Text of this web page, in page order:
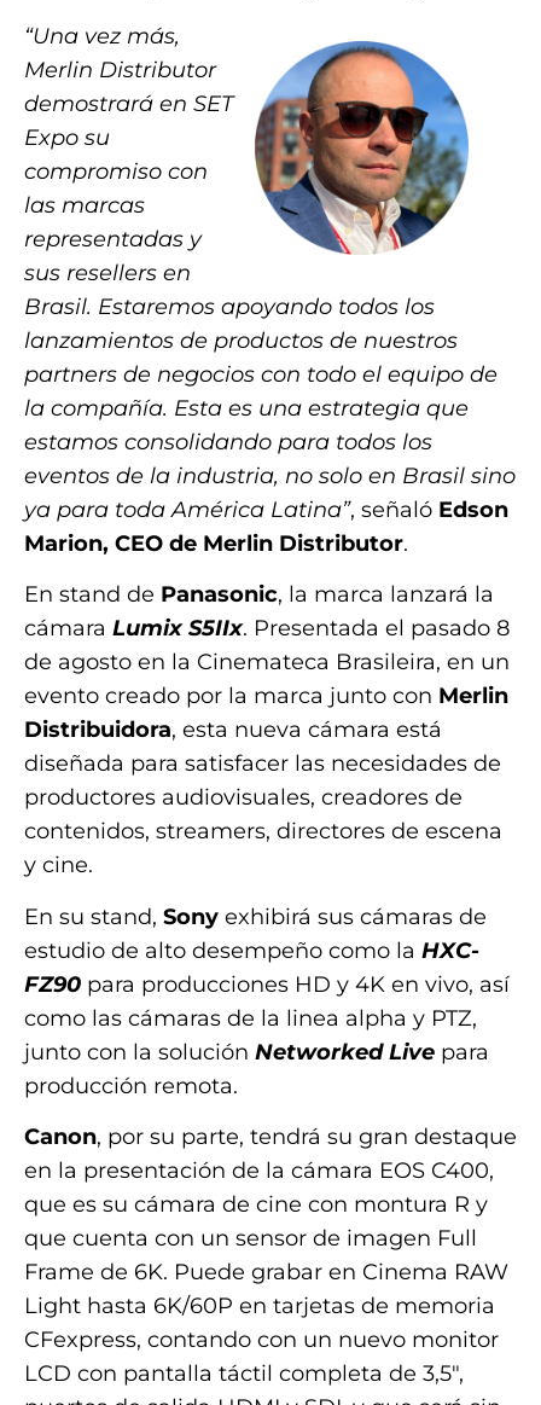
“Una vez más,
Merlin Distributor
demostrará en SET
Expo su
compromiso con
las marcas
representadas y
sus resellers en
Brasil. Estaremos apoyando todos los
lanzamientos de productos de nuestros
partners de negocios con todo el equipo de
la compañía. Esta es una estrategia que
estamos consolidando para todos los
eventos de la industria, no solo en Brasil sino
ya para toda América Latina”, señaló Edson
Marion, CEO de Merlin Distributor.
En stand de Panasonic, la marca lanzará la
cámara Lumix S5IIx. Presentada el pasado 8
de agosto en la Cinemateca Brasileira, en un
evento creado por la marca junto con Merlin
Distribuidora, esta nueva cámara está
diseñada para satisfacer las necesidades de
productores audiovisuales, creadores de
contenidos, streamers, directores de escena
y cine.
En su stand, Sony exhibirá sus cámaras de
estudio de alto desempeño como la HXC-
FZ90 para producciones HD y 4K en vivo, así
como las cámaras de la linea alpha y PTZ,
junto con la solución Networked Live para
producción remota.
Canon, por su parte, tendrá su gran destaque
en la presentación de la cámara EOS C400,
que es su cámara de cine con montura R y
que cuenta con un sensor de imagen Full
Frame de 6K. Puede grabar en Cinema RAW
Light hasta 6K/60P en tarjetas de memoria
CFexpress, contando con un nuevo monitor
LCD con pantalla táctil completa de 3,5″,